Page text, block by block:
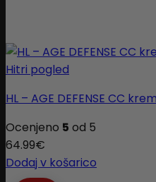
Hitri pogled
HL – AGE DEFENSE CC
Ocenjeno 5 od 5
64.99€
Dodaj v košarico